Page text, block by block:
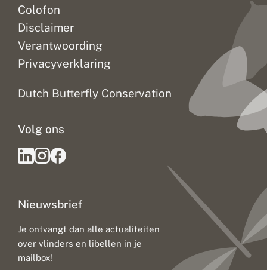
Colofon
Disclaimer
Verantwoording
Privacyverklaring
Dutch Butterfly Conservation
Nieuwsbrief
Je ontvangt dan alle actualiteiten
over vlinders en libellen in je
mailbox!
Volg ons